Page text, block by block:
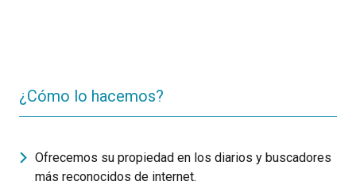
¿Cómo lo hacemos?
Ofrecemos su propiedad en los diarios y buscadores
más reconocidos de internet.